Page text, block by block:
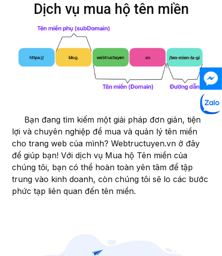
Dịch vụ mua hộ tên miền
Bạn đang tìm kiếm một giải pháp đơn giản, tiện
lợi và chuyên nghiệp để mua và quản lý tên miền
cho trang web của mình? Webtructuyen.vn ở đây
để giúp bạn! Với dịch vụ Mua hộ Tên miền của
chúng tôi, bạn có thể hoàn toàn yên tâm để tập
trung vào kinh doanh, còn chúng tôi sẽ lo các bước
phức tạp liên quan đến tên miền.